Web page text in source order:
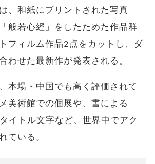
、和紙にプリントされた写真
般若心經」をしたためた作品群
フィルム作品2点をカットし、ダ
わせた最新作が発表される。
本場・中国でも高く評価されて
美術館での個展や、書による
イトル文字など、世界中でアク
ている。